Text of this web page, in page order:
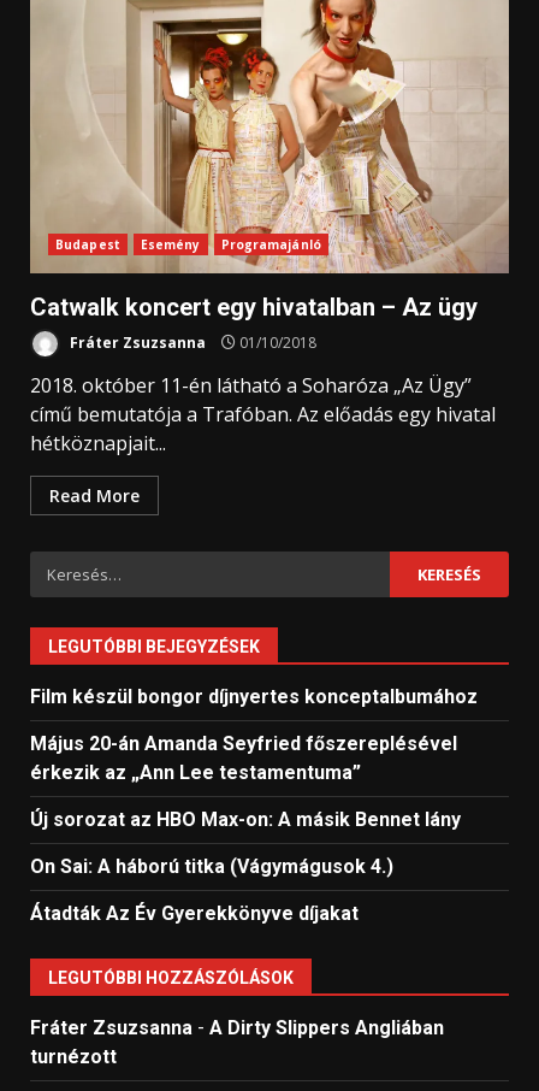
Budapest Esemény Programajánló
Catwalk koncert egy hivatalban – Az ügy
Fráter Zsuzsanna 01/10/2018
2018. október 11-én látható a Soharóza „Az Ügy”
című bemutatója a Trafóban. Az előadás egy hivatal
hétköznapjait...
Read More
Keresés:
LEGUTÓBBI BEJEGYZÉSEK
Film készül bongor díjnyertes konceptalbumához
Május 20-án Amanda Seyfried főszereplésével
érkezik az „Ann Lee testamentuma”
Új sorozat az HBO Max-on: A másik Bennet lány
On Sai: A ​háború titka (Vágymágusok 4.)
Átadták Az Év Gyerekkönyve díjakat
LEGUTÓBBI HOZZÁSZÓLÁSOK
Fráter Zsuzsanna - A Dirty Slippers Angliában
turnézott